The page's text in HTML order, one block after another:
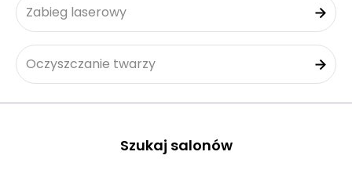
Zabieg laserowy
Oczyszczanie twarzy
Szukaj salonów